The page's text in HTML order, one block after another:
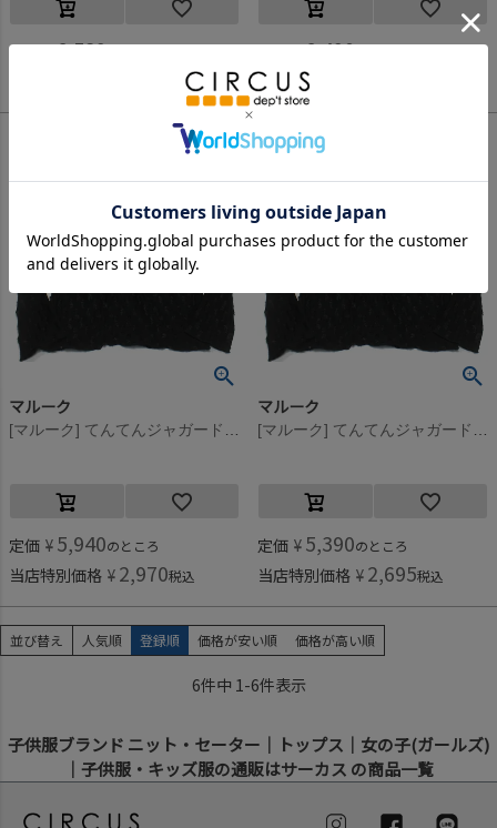
定価 ¥6,589
税込
定価 ¥6,490
当店特別価格
マルーク
[マルーク] てんてんジャガードニットボトルネックTシャツ クロ(4)
定価 ¥ 5,940のところ
当店特別価格 ¥ 2,970税込
マルーク
[マルーク] てんてんジャガードニットボトルネックTシャツ クロ(4)
定価 ¥ 5,390のところ
当店特別価格 ¥ 2,695税込
並び替え 人気順 登録順 価格が安い順 価格が高い順
6件中 1-6件表示
子供服ブランド ニット・セーター｜トップス｜女の子(ガールズ)
｜子供服・キッズ服の通販はサーカス の商品一覧